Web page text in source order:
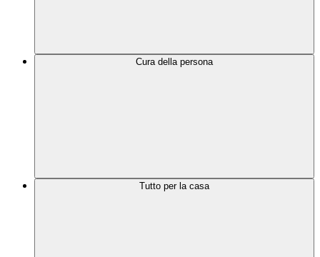
Cura della persona
Tutto per la casa